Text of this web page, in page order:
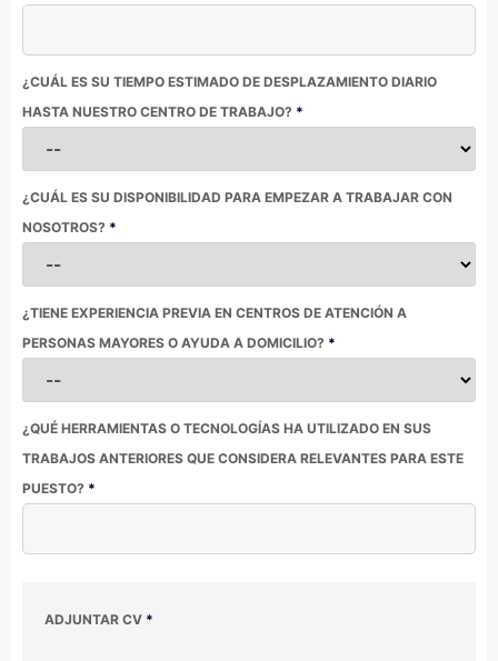
¿CUÁL ES SU TIEMPO ESTIMADO DE DESPLAZAMIENTO DIARIO
HASTA NUESTRO CENTRO DE TRABAJO? *
¿CUÁL ES SU DISPONIBILIDAD PARA EMPEZAR A TRABAJAR CON
NOSOTROS? *
¿TIENE EXPERIENCIA PREVIA EN CENTROS DE ATENCIÓN A
PERSONAS MAYORES O AYUDA A DOMICILIO? *
¿QUÉ HERRAMIENTAS O TECNOLOGÍAS HA UTILIZADO EN SUS
TRABAJOS ANTERIORES QUE CONSIDERA RELEVANTES PARA ESTE
PUESTO? *
ADJUNTAR CV *